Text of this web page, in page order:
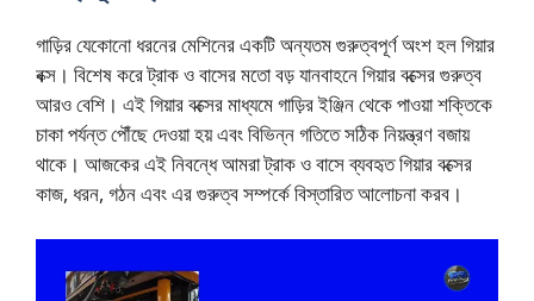
গাড়ির যেকোনো ধরনের মেশিনের একটি অন্যতম গুরুত্বপূর্ণ অংশ হল গিয়ার
বক্স। বিশেষ করে ট্রাক ও বাসের মতো বড় যানবাহনে গিয়ার বক্সের গুরুত্ব
আরও বেশি। এই গিয়ার বক্সের মাধ্যমে গাড়ির ইঞ্জিন থেকে পাওয়া শক্তিকে
চাকা পর্যন্ত পৌঁছে দেওয়া হয় এবং বিভিন্ন গতিতে সঠিক নিয়ন্ত্রণ বজায়
থাকে। আজকের এই নিবন্ধে আমরা ট্রাক ও বাসে ব্যবহৃত গিয়ার বক্সের
কাজ, ধরন, গঠন এবং এর গুরুত্ব সম্পর্কে বিস্তারিত আলোচনা করব।